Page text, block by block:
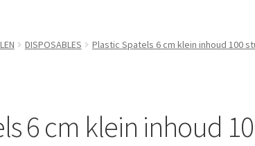
DISPOSABLES Plastic Spatels 6 cm klein inhoud 100
6 cm klein inhoud